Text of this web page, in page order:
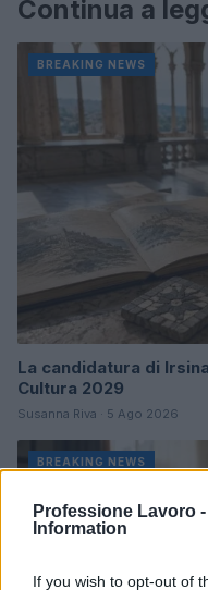
Professione Lavoro -
Information
If you wish to opt-out of
Continua a
BREAKING NEWS
La candidatura di
Cultura 2029
Susanna Riva · 5 Ago 2026
BREAKING NEWS